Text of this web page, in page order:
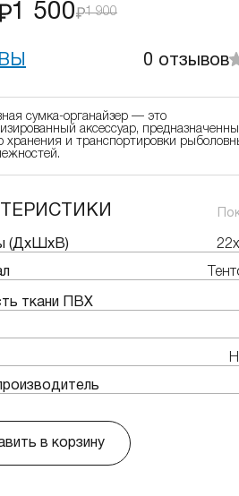
1 500 1 900
0 отзывов
сумка-органайзер — это
аксессуар,
хранения и транспортировки
(ДхШхВ)
ткани ПВХ
в корзину